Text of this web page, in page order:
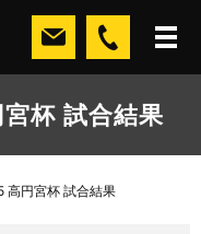
杯 試合結果
高円宮杯 試合結果